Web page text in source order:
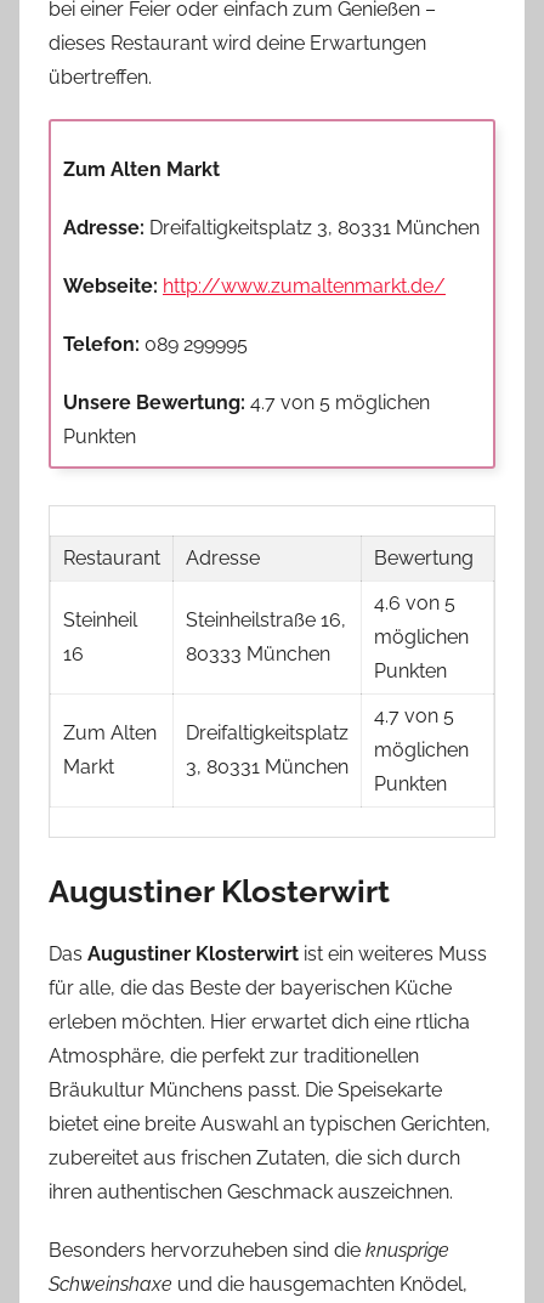
bei einer Feier oder einfach zum Genießen –
dieses Restaurant wird deine Erwartungen
übertreffen.
Zum Alten Markt
Adresse: Dreifaltigkeitsplatz 3, 80331 München
Webseite: http://www.zumaltenmarkt.de/
Telefon: 089 299995
Unsere Bewertung: 4.7 von 5 möglichen
Punkten
Restaurant Adresse Bewertung
Steinheil
16
Steinheilstraße 16,
80333 München
4.6 von 5
möglichen
Punkten
Zum Alten
Markt
Dreifaltigkeitsplatz
3, 80331 München
4.7 von 5
möglichen
Punkten
Augustiner Klosterwirt
Das Augustiner Klosterwirt ist ein weiteres Muss
für alle, die das Beste der bayerischen Küche
erleben möchten. Hier erwartet dich eine rtlicha
Atmosphäre, die perfekt zur traditionellen
Bräukultur Münchens passt. Die Speisekarte
bietet eine breite Auswahl an typischen Gerichten,
zubereitet aus frischen Zutaten, die sich durch
ihren authentischen Geschmack auszeichnen.
Besonders hervorzuheben sind die knusprige
Schweinshaxe und die hausgemachten Knödel,